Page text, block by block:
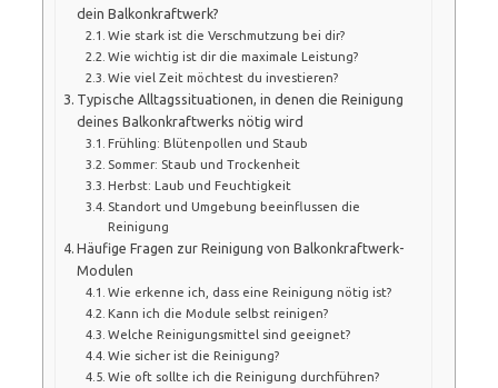
dein Balkonkraftwerk?
Wie stark ist die Verschmutzung bei dir?
Wie wichtig ist dir die maximale Leistung?
Wie viel Zeit möchtest du investieren?
Typische Alltagssituationen, in denen die Reinigung
deines Balkonkraftwerks nötig wird
Frühling: Blütenpollen und Staub
Sommer: Staub und Trockenheit
Herbst: Laub und Feuchtigkeit
Standort und Umgebung beeinflussen die
Reinigung
Häufige Fragen zur Reinigung von Balkonkraftwerk-
Modulen
Wie erkenne ich, dass eine Reinigung nötig ist?
Kann ich die Module selbst reinigen?
Welche Reinigungsmittel sind geeignet?
Wie sicher ist die Reinigung?
Wie oft sollte ich die Reinigung durchführen?